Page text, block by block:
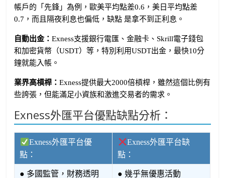
帳戶的「先鋒」為例，歐美平均點差0.6，美日平均點差
0.7，而且隔夜利息也偏低，缺點 是拿不到正利息。
自動出金：Exness支援銀行電匯、金融卡、Skrill電子錢包
和加密貨幣（USDT）等，特別利用USDT出金，最快10分
鐘就能入帳。
業界高槓桿：Exness提供最大2000倍槓桿，雖然這個比例有
些誇張，但能滿足小資族和激進交易者的需求。
Exness外匯平台優點缺點分析：
Exness外匯平台優
點：
Exness外匯平台缺
點：
● 多國監管，財務透明
● 幾乎無優惠活動